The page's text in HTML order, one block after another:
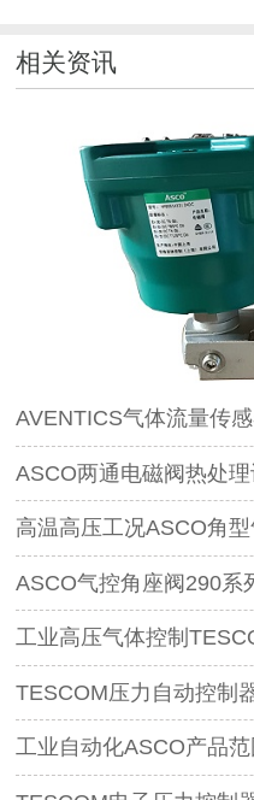
相关资讯
AVENTICS气体流量传感器
ASCO两通电磁阀热处
高温高压工况ASCO角
ASCO气控角座阀290系
工业高压气体控制TESCOM
TESCOM压力自动控制
工业自动化ASCO产品